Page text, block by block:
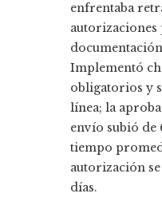
enfrentaba
autorizaciones
Implementó
obligatorios y
línea; la
envío subió de
tiempo
autorización
días.